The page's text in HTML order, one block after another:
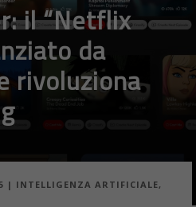
il “Netflix
da
rivoluziona
| INTELLIGENZA ARTIFICIALE,